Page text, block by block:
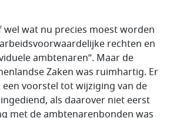
wel wat nu precies moest worden
rechten en
ambtenaren”. Maar de
Zaken was ruimhartig. Er
voorstel tot wijziging van de
als daarover niet eerst
met de ambtenarenbonden was